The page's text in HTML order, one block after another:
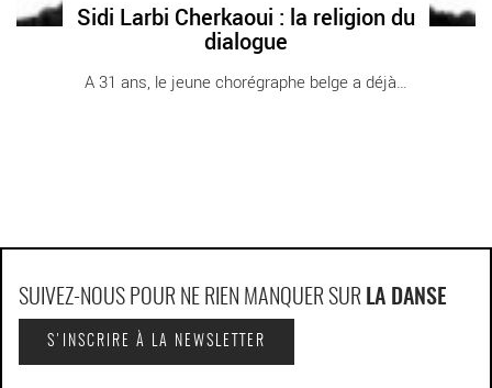
Sidi Larbi Cherkaoui : la religion du
dialogue
SUIVEZ-NOUS POUR NE RIEN MANQUER SUR LA DANSE
S'INSCRIRE À LA NEWSLETTER